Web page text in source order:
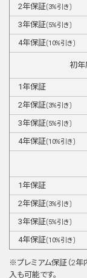
2年保証(3%引き)
3年保証(5%引き)
4年保証(10%引き)
初年
1年保証
2年保証(3%引き)
3年保証(5%引き)
4年保証(10%引き)
1年保証
2年保証(3%引き)
3年保証(5%引き)
4年保証(10%引き)
※プレミアム保証（2年
⼊も可能です。